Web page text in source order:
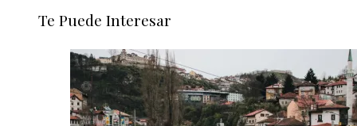
Te Puede Interesar